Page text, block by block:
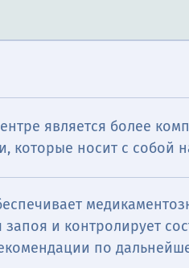
является более
которые носит с собой
и контролирует
по